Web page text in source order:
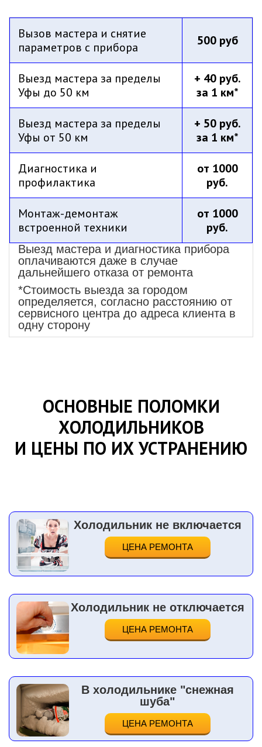
Вызов мастера и снятие
параметров с прибора
500 руб
Выезд мастера за пределы
Уфы до 50 км
+ 40 руб.
за 1 км*
Выезд мастера за пределы
Уфы от 50 км
+ 50 руб.
за 1 км*
Диагностика и
профилактика
от 1000
руб.
Монтаж-демонтаж
встроенной техники
от 1000
руб.
Выезд мастера и диагностика прибора
оплачиваются даже в случае
дальнейшего отказа от ремонта
*Стоимость выезда за городом
определяется, согласно расстоянию от
сервисного центра до адреса клиента в
одну сторону
ОСНОВНЫЕ ПОЛОМКИ
ХОЛОДИЛЬНИКОВ
И ЦЕНЫ ПО ИХ УСТРАНЕНИЮ
Холодильник не включается
ЦЕНА РЕМОНТА
Холодильник не отключается
ЦЕНА РЕМОНТА
В холодильнике "снежная
шуба"
ЦЕНА РЕМОНТА